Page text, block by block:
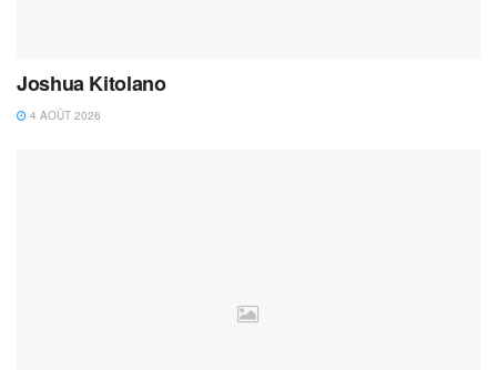
Joshua Kitolano
4 AOÛT 2026